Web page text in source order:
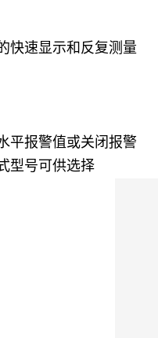
快速显示和反复测量
平报警值或关闭报警
型号可供选择